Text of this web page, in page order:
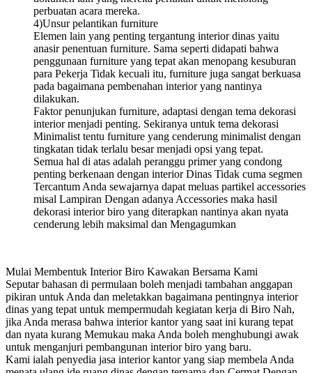
perbuatan acara mereka.
4)Unsur pelantikan furniture
Elemen lain yang penting tergantung interior dinas yaitu
anasir penentuan furniture. Sama seperti didapati bahwa
penggunaan furniture yang tepat akan menopang kesuburan
para Pekerja Tidak kecuali itu, furniture juga sangat berkuasa
pada bagaimana pembenahan interior yang nantinya
dilakukan.
Faktor penunjukan furniture, adaptasi dengan tema dekorasi
interior menjadi penting. Sekiranya untuk tema dekorasi
Minimalist tentu furniture yang cenderung minimalist dengan
tingkatan tidak terlalu besar menjadi opsi yang tepat.
Semua hal di atas adalah peranggu primer yang condong
penting berkenaan dengan interior Dinas Tidak cuma segmen
Tercantum Anda sewajarnya dapat meluas partikel accessories
misal Lampiran Dengan adanya Accessories maka hasil
dekorasi interior biro yang diterapkan nantinya akan nyata
cenderung lebih maksimal dan Mengagumkan
Mulai Membentuk Interior Biro Kawakan Bersama Kami
Seputar bahasan di permulaan boleh menjadi tambahan anggapan
pikiran untuk Anda dan meletakkan bagaimana pentingnya interior
dinas yang tepat untuk mempermudah kegiatan kerja di Biro Nah,
jika Anda merasa bahwa interior kantor yang saat ini kurang tepat
dan nyata kurang Memukau maka Anda boleh menghubungi awak
untuk menganjuri pembangunan interior biro yang baru.
Kami ialah penyedia jasa interior kantor yang siap membela Anda